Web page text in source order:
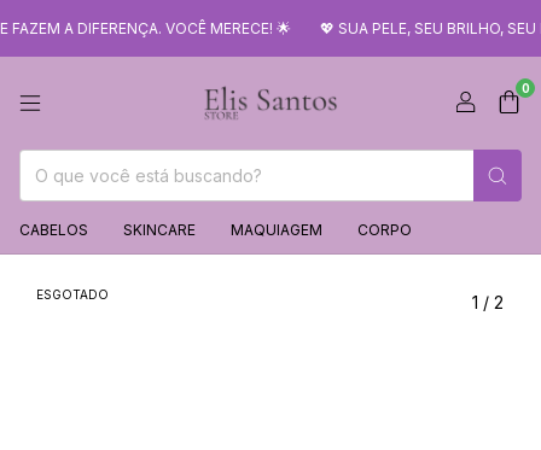
A DIFERENÇA. VOCÊ MERECE! 🌟 💖 SUA PELE, SEU BRILHO, SEU
0
CABELOS SKINCARE MAQUIAGEM CORPO
ESGOTADO 1 / 2